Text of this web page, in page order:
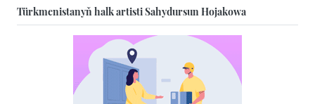
Türkmenistanyň halk artisti Sahydursun Hojakowa